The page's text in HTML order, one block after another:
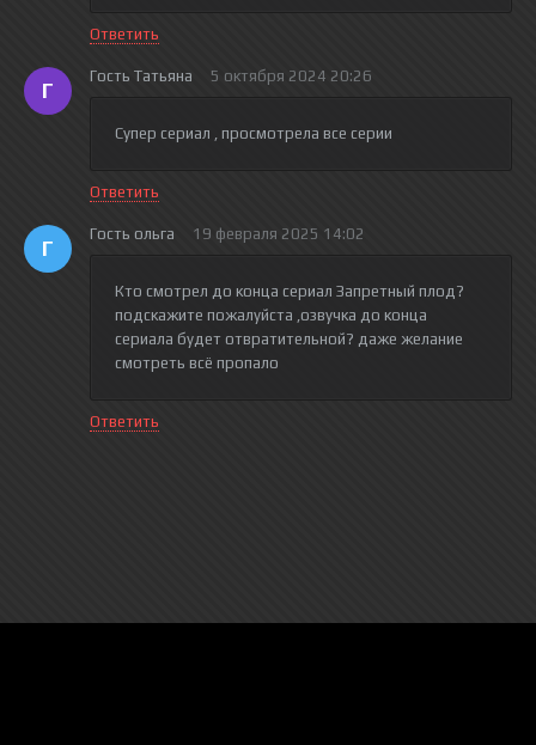
Ответить
Г
Гость Татьяна 5 октября 2024 20:26
Супер сериал , просмотрела все серии
Ответить
Г
Гость ольга 19 февраля 2025 14:02
Кто смотрел до конца сериал Запретный плод?
подскажите пожалуйста ,озвучка до конца
сериала будет отвратительной? даже желание
смотреть всё пропало
Ответить